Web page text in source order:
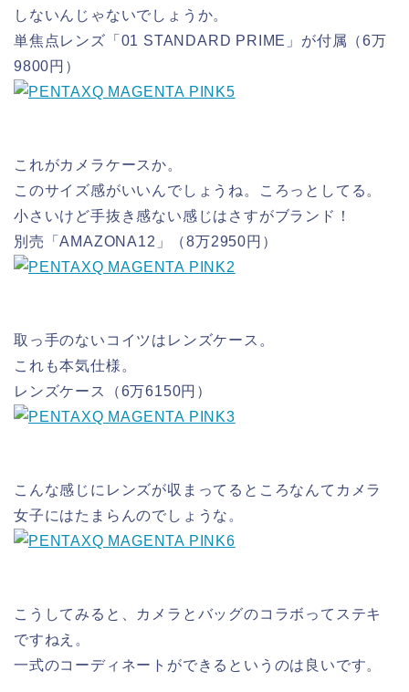
しないんじゃないでしょうか。
単焦点レンズ「01 STANDARD PRIME」が付属（6万
9800円）
これがカメラケースか。
このサイズ感がいいんでしょうね。ころっとしてる。
小さいけど手抜き感ない感じはさすがブランド！
別売「AMAZONA12」（8万2950円）
取っ手のないコイツはレンズケース。
これも本気仕様。
レンズケース（6万6150円）
こんな感じにレンズが収まってるところなんてカメラ
女子にはたまらんのでしょうな。
こうしてみると、カメラとバッグのコラボってステキ
ですねえ。
一式のコーディネートができるというのは良いです。